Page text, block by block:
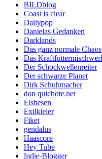
BILDblog
Coast is clear
Dailypop
Danielas Gedanken
Darklands
Das ganz normale Chaos
Das
Der Schockwellenreiter
Der schwarze Planet
Dirk Schuhmacher
don quichote.net
Elsbesen
Exilkieler
Fiket
gendalus
Haascore
Hey Tube
Indie-Blogger